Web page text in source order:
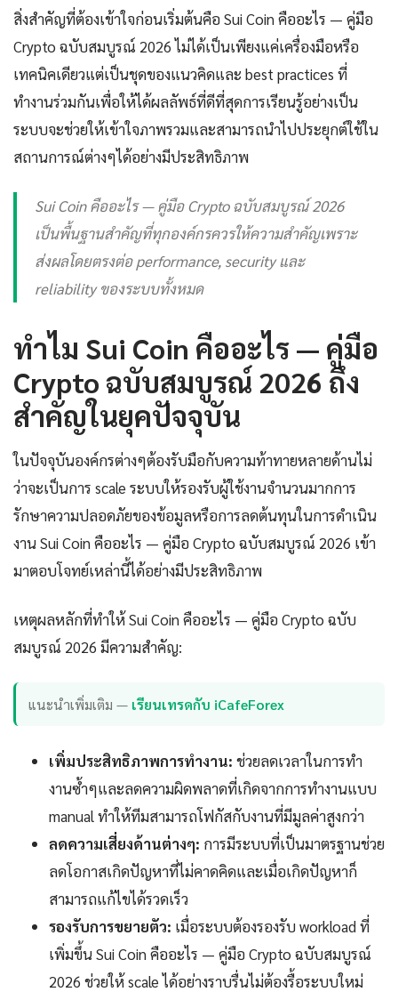
สิ่งสำคัญที่ต้องเข้าใจก่อนเริ่มต้นคือ Sui Coin คืออะไร — คู่มือ
Crypto ฉบับสมบูรณ์ 2026 ไม่ได้เป็นเพียงแค่เครื่องมือหรือ
เทคนิคเดียวแต่เป็นชุดของแนวคิดและ best practices ที่
ทำงานร่วมกันเพื่อให้ได้ผลลัพธ์ที่ดีที่สุดการเรียนรู้อย่างเป็น
ระบบจะช่วยให้เข้าใจภาพรวมและสามารถนำไปประยุกต์ใช้ใน
สถานการณ์ต่างๆได้อย่างมีประสิทธิภาพ
Sui Coin คืออะไร — คู่มือ Crypto ฉบับสมบูรณ์ 2026
เป็นพื้นฐานสำคัญที่ทุกองค์กรควรให้ความสำคัญเพราะ
ส่งผลโดยตรงต่อ performance, security และ
reliability ของระบบทั้งหมด
ทำไม Sui Coin คืออะไร — คู่มือ
Crypto ฉบับสมบูรณ์ 2026 ถึง
สำคัญในยุคปัจจุบัน
ในปัจจุบันองค์กรต่างๆต้องรับมือกับความท้าทายหลายด้านไม่
ว่าจะเป็นการ scale ระบบให้รองรับผู้ใช้งานจำนวนมากการ
รักษาความปลอดภัยของข้อมูลหรือการลดต้นทุนในการดำเนิน
งาน Sui Coin คืออะไร — คู่มือ Crypto ฉบับสมบูรณ์ 2026 เข้า
มาตอบโจทย์เหล่านี้ได้อย่างมีประสิทธิภาพ
เหตุผลหลักที่ทำให้ Sui Coin คืออะไร — คู่มือ Crypto ฉบับ
สมบูรณ์ 2026 มีความสำคัญ:
แนะนำเพิ่มเติม — เรียนเทรดกับ iCafeForex
เพิ่มประสิทธิภาพการทำงาน: ช่วยลดเวลาในการทำ
งานซ้ำๆและลดความผิดพลาดที่เกิดจากการทำงานแบบ
manual ทำให้ทีมสามารถโฟกัสกับงานที่มีมูลค่าสูงกว่า
ลดความเสี่ยงด้านต่างๆ: การมีระบบที่เป็นมาตรฐานช่วย
ลดโอกาสเกิดปัญหาที่ไม่คาดคิดและเมื่อเกิดปัญหาก็
สามารถแก้ไขได้รวดเร็ว
รองรับการขยายตัว: เมื่อระบบต้องรองรับ workload ที่
เพิ่มขึ้น Sui Coin คืออะไร — คู่มือ Crypto ฉบับสมบูรณ์
2026 ช่วยให้ scale ได้อย่างราบรื่นไม่ต้องรื้อระบบใหม่